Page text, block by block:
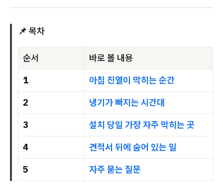
📌 목차
순서
바로 볼 내용
1
아침 진열이 막히는 순간
2
냉기가 빠지는 시간대
3
설치 당일 가장 자주 막히는 곳
4
견적서 뒤에 숨어 있는 일
5
자주 묻는 질문